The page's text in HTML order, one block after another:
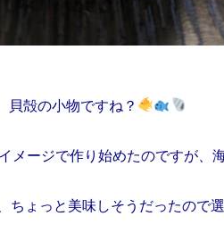
貝殻の小物ですね？
メージで作り始めたのですが、
ょっと美味しそうだったので選